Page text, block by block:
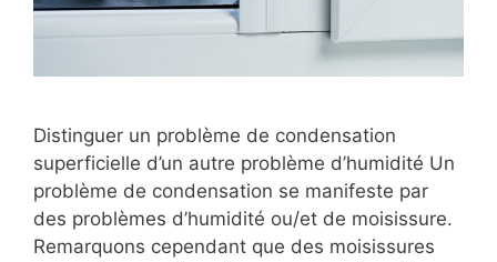
Distinguer un problème de condensation
superficielle d’un autre problème d’humidité Un
problème de condensation se manifeste par
des problèmes d’humidité ou/et de moisissure.
Remarquons cependant que des moisissures